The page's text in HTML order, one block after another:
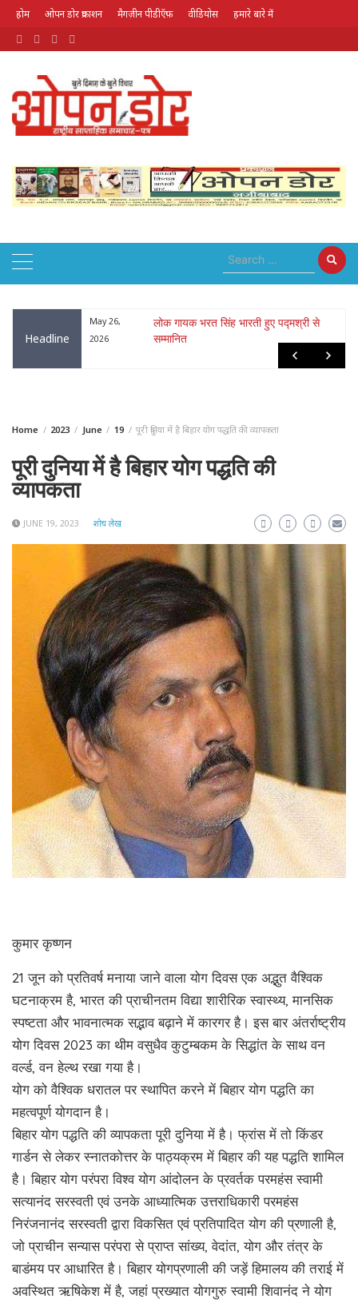
होम ओपन डोर प्रकाशन मैगज़ीन पीडीऍफ़ वीडियोस हमारे बारे में
Headline
May 26,
2026
लोक गायक भरत सिंह भारती हुए पद्मश्री से
सम्मानित
Home 2023 June 19 पूरी दुनिया में है बिहार योग पद्धति की व्यापकता
पूरी दुनिया में है बिहार योग पद्धति की
व्यापकता
JUNE 19, 2023 शोध लेख
कुमार कृष्णन
21 जून को प्रतिवर्ष मनाया जाने वाला योग दिवस एक अद्भुत वैश्विक
घटनाक्रम है, भारत की प्राचीनतम विद्या शारीरिक स्वास्थ्य, मानसिक
स्पष्टता और भावनात्मक सद्भाव बढ़ाने में कारगर है। इस बार अंतर्राष्ट्रीय
योग दिवस 2023 का थीम वसुधैव कुटुम्बकम के सिद्धांत के साथ वन
वर्ल्ड, वन हेल्थ रखा गया है।
योग को वैश्विक धरातल पर स्थापित करने में बिहार योग पद्धति का
महत्वपूर्ण योगदान है।
बिहार योग पद्धति की व्यापकता पूरी दुनिया में है। फ्रांस में तो किंडर
गार्डन से लेकर स्नातकोत्तर के पाठ्यक्रम में बिहार की यह पद्धति शामिल
है। बिहार योग परंपरा विश्व योग आंदोलन के प्रवर्तक परमहंस स्वामी
सत्यानंद सरस्वती एवं उनके आध्यात्मिक उत्तराधिकारी परमहंस
निरंजनानंद सरस्वती द्वारा विकसित एवं प्रतिपादित योग की प्रणाली है,
जो प्राचीन सन्यास परंपरा से प्राप्त सांख्य, वेदांत, योग और तंत्र के
बाडंमय पर आधारित है। बिहार योगप्रणाली की जड़ें हिमालय की तराई में
अवस्थित ऋषिकेश में है, जहां प्रख्यात योगगुरु स्वामी शिवानंद ने योग